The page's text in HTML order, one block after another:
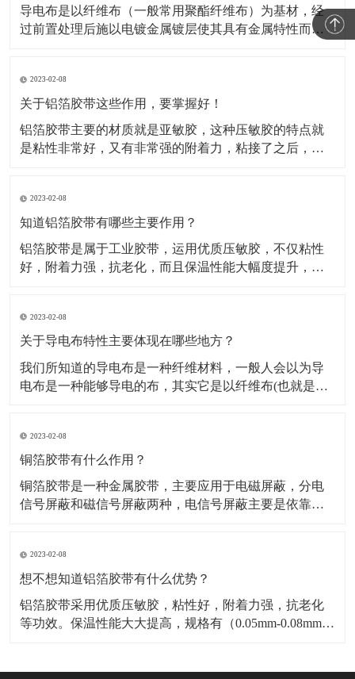
导电布是以纤维布（一般常用聚酯纤维布）为基材，经
过前置处理后施以电镀金属镀层使其具有金属特性而成
多人都不知道。所以，这种材料到底是如何屏蔽电磁信
号的呢？​A.影响屏蔽性的因素及工艺在电磁信号的屏蔽
过程中，
2023-02-08
关于铝箔胶带这些作用，要掌握好！
铝箔胶带主要的材质就是亚敏胶，这种压敏胶的特点就
是粘性非常好，又有非常强的附着力，粘接了之后，能
等，就是使用的这种铝箔胶带做的密封材料。还被广泛
运用于各行各业当中，除了有家用电器、空调、汽车、
电子行业当中也
2023-02-08
知道铝箔胶带有哪些主要作用？
铝箔胶带是属于工业胶带，运用优质压敏胶，不仅粘性
好，附着力强，抗老化，而且保温性能大幅度提升，规
及破损处的修复，是冰箱、冰柜生产厂的主要原辅材
料，也是保温材料经销部门必购原料。广泛应用于冰
2023-02-08
关于导电布特性主要体现在哪些地方？
我们所知道的导电布是一种纤维材料，一般人会以为导
电布是一种能够导电的布，其实它是以纤维布(也就是一
电布可分为：镀镍导电布，镀金导电布，镀炭导电布，
铝箔纤维复合布这几种，这几种导电布从外观上有平纹
和网格区
2023-02-08
铜箔胶带有什么作用？
铜箔胶带是一种金属胶带，主要应用于电磁屏蔽，分电
信号屏蔽和磁信号屏蔽两种，电信号屏蔽主要是依靠铜
机，笔记电脑和其他数码产品之中。​铜箔胶带具有低表
面氧气特性，可以附着与各种不同基材，如金属，绝缘
材料等
2023-02-08
想不想知道铝箔胶带有什么优势？
铝箔胶带采用优质压敏胶，粘性好，附着力强，抗老化
等功效。保温性能大大提高，规格有（0.05mm-0.08mm）